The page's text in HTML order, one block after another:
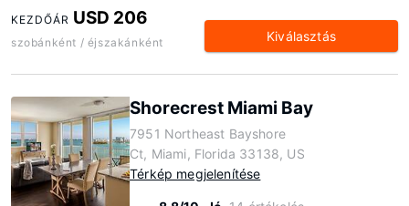
KEZDŐÁR USD 206
szobánként / éjszakánként Kiválasztás
Shorecrest Miami Bay
7951 Northeast Bayshore
Ct, Miami, Florida 33138, US
Térkép megjelenítése